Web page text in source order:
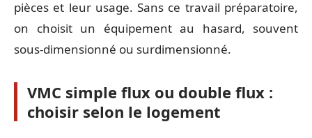
pièces et leur usage. Sans ce travail préparatoire,
on choisit un équipement au hasard, souvent
sous-dimensionné ou surdimensionné.
VMC simple flux ou double flux :
choisir selon le logement